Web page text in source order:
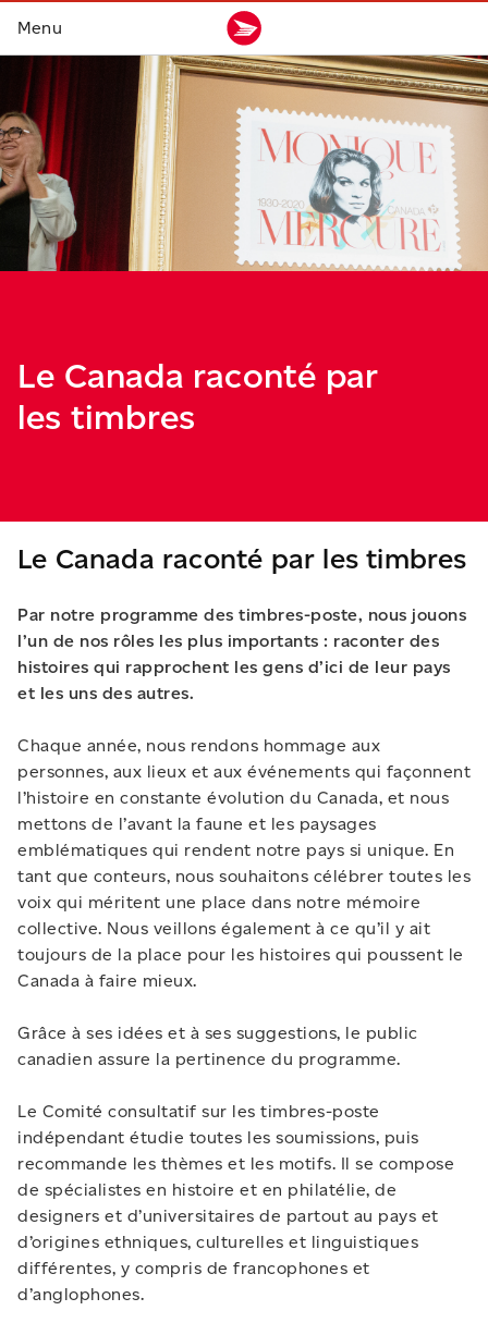
Le Canada raconté par
les timbres
Le Canada raconté par les timbres
Par notre programme des timbres-poste, nous jouons
l’un de nos rôles les plus importants : raconter des
histoires qui rapprochent les gens d’ici de leur pays
et les uns des autres.
Chaque année, nous rendons hommage aux
personnes, aux lieux et aux événements qui façonnent
l’histoire en constante évolution du Canada, et nous
mettons de l’avant la faune et les paysages
emblématiques qui rendent notre pays si unique. En
tant que conteurs, nous souhaitons célébrer toutes les
voix qui méritent une place dans notre mémoire
collective. Nous veillons également à ce qu’il y ait
toujours de la place pour les histoires qui poussent le
Canada à faire mieux.
Grâce à ses idées et à ses suggestions, le public
canadien assure la pertinence du programme.
Le Comité consultatif sur les timbres-poste
indépendant étudie toutes les soumissions, puis
recommande les thèmes et les motifs. Il se compose
de spécialistes en histoire et en philatélie, de
designers et d’universitaires de partout au pays et
d’origines ethniques, culturelles et linguistiques
différentes, y compris de francophones et
d’anglophones.